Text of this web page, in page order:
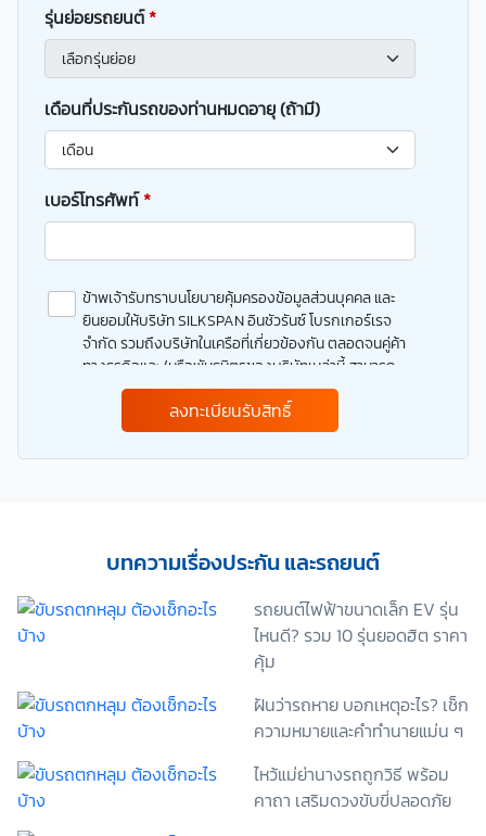
รุ่นย่อยรถยนต์*
เดือนที่ประกันรถของท่านหมดอายุ (ถ้ามี)
เบอร์โทรศัพท์*
ข้าพเจ้ารับทราบนโยบายคุ้มครองข้อมูลส่วนบุคคล และ
ยินยอมให้บริษัท SILKSPAN อินชัวรันซ์ โบรกเกอร์เรจ
จำกัด รวมถึงบริษัทในเครือที่เกี่ยวข้องกัน ตลอดจนคู่ค้า
ทางธุรกิจและ/หรือพันธมิตรของบริษัทเหล่านี้ สามารถ
เก็บ ใช้ และ/หรือ เปิดเผยข้อมูลส่วนบุคคลและข้อมูลส่วน
บุคคลที่มีความอ่อนไหวของข้าพเจ้า เพื่อวัตถุประสงค์ใน
การดำเนินการติดต่อและนำเสนอข้อมูลสำหรับการขาย
ผลิตภัณฑ์ การจัดทำรายการส่งเสริมการขายและการ
อื่นๆ ท่านสามารถอ่านรายละเอียดนโยบายคุ้มครองข้อมูล
ส่วนบุคคลและสิทธิของเจ้าของข้อมูลส่วนบุคคลได้ที่
ความยินยอม ทั้งนี้ ก่อนการแสดงเจตนา ข้าพเจ้าได้อ่าน
รายละเอียดจากเอกสารชี้แจงข้อมูล หรือได้รับคำอธิบาย
จากหน่วยงานถึงวัตถุประสงค์ในการเก็บรวบรวม ใช้หรือ
และมีความเข้าใจดีแล้ว ข้าพเจ้าให้ความยินยอมหรือปฏิเสธ
ไม่ให้ความยินยอมในเอกสารนี้ด้วยความสมัครใจ
ข้าพเจ้าสามารถถอนความยินยอมนี้เสียเมื่อใดก็ได้ เว้นแต่
ในกรณีมีข้อจำกัดสิทธิตามกฎหมายหรือยังมีสัญญา
ลงทะเบียนรับสิทธิ์
บทความเรื่องประกัน และรถยนต์
รถยนต์ไฟฟ้าขนาดเล็ก EV รุ่น
ไหนดี? รวม 10 รุ่นยอดฮิต ราคา
คุ้ม
ฝันว่ารถหาย บอกเหตุอะไร? เช็ก
ความหมายและคำทำนายแม่น ๆ
ไหว้แม่ย่านางรถถูกวิธี พร้อม
คาถา เสริมดวงขับขี่ปลอดภัย